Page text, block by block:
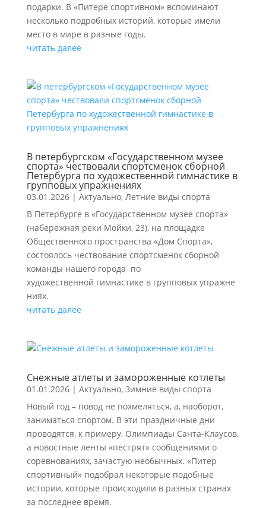
подарки. В «Питере спортивном» вспоминают
несколько подробных историй, которые имели
место в мире в разные годы.
читать далее
В петербургском «Государственном музее
спорта» чествовали спортсменок сборной
Петербурга по художественной гимнастике в
групповых упражнениях
03.01.2026| Актуально, Летние виды спорта
В Петербурге в «Государственном музее спорта»
(набережная реки Мойки, 23), на площадке
Общественного пространства «Дом Спорта»,
состоялось чествование спортсменок сборной
команды нашего города по
художественной гимнастике в групповых упражне
ниях.
читать далее
Снежные атлеты и замороженные котлеты
01.01.2026| Актуально, Зимние виды спорта
Новый год – повод не похмеляться, а, наоборот,
заниматься спортом. В эти праздничные дни
проводятся, к примеру, Олимпиады Санта-Клаусов,
а новостные ленты «пестрят» сообщениями о
соревнованиях, зачастую необычных. «Питер
спортивный» подобрал некоторые подобные
истории, которые происходили в разных странах
за последнее время.